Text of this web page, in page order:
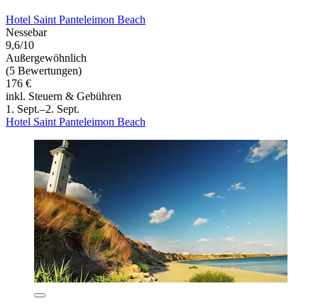
Hotel Saint Panteleimon Beach
Nessebar
9,6/10
Außergewöhnlich
(5 Bewertungen)
176 €
inkl. Steuern & Gebühren
1. Sept.–2. Sept.
Hotel Saint Panteleimon Beach